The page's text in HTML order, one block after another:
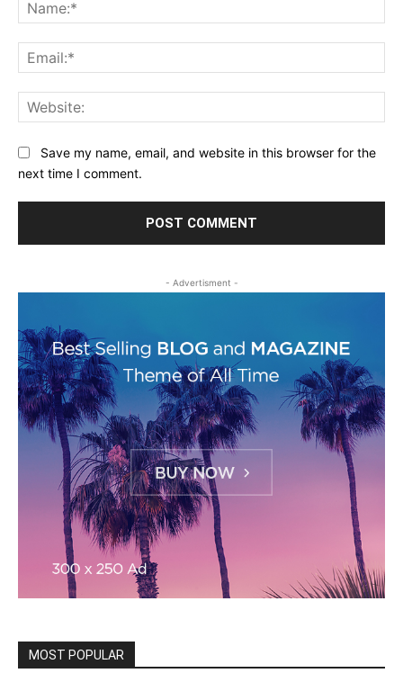
Save my name, email, and website in this browser for the
next time I comment.
- Advertisment -
MOST POPULAR